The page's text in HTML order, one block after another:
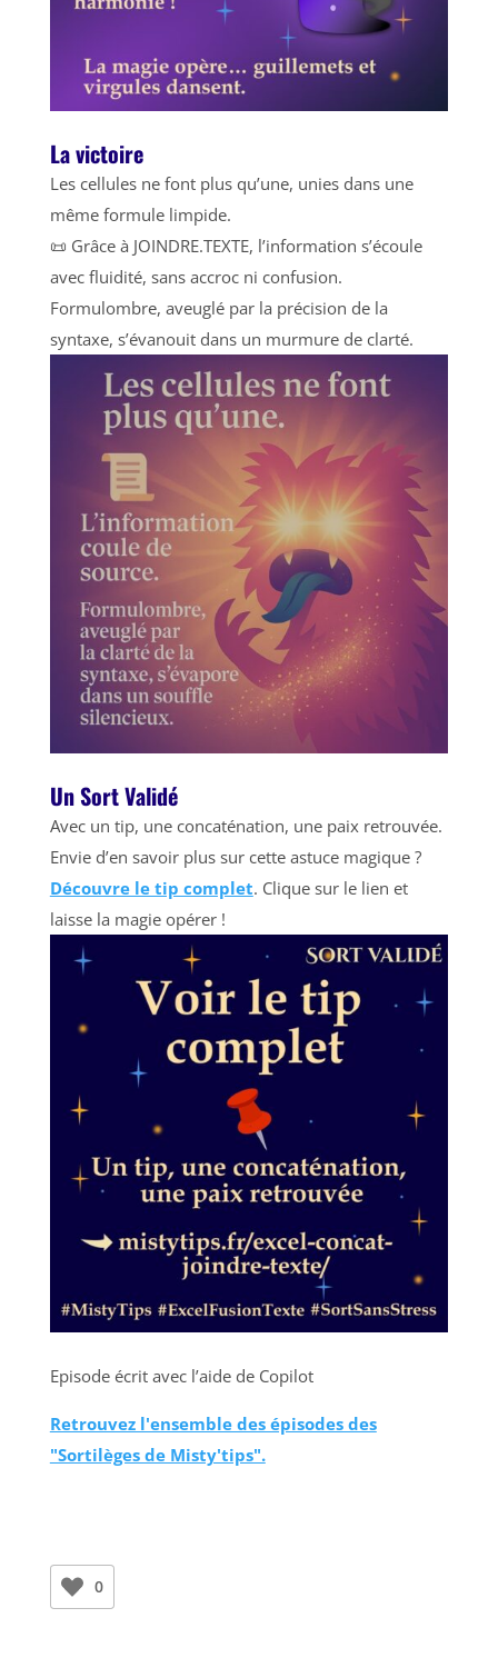
La victoire
Les cellules ne font plus qu’une, unies dans une
même formule limpide.
📜 Grâce à JOINDRE.TEXTE, l’information s’écoule
avec fluidité, sans accroc ni confusion.
Formulombre, aveuglé par la précision de la
syntaxe, s’évanouit dans un murmure de clarté.
Un Sort Validé
Avec un tip, une concaténation, une paix retrouvée.
Envie d’en savoir plus sur cette astuce magique ?
Découvre le tip complet. Clique sur le lien et
laisse la magie opérer !
Episode écrit avec l’aide de Copilot
Retrouvez l'ensemble des épisodes des
"Sortilèges de Misty'tips".
0